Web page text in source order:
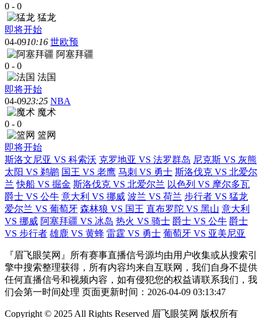
0 - 0
猛龙
即将开始
04-0910:16 世欧预
阿塞拜疆
0 - 0
法国
即将开始
04-0923:25 NBA
魔术
0 - 0
篮网
即将开始
斯洛文尼亚 VS 科索沃 克罗地亚 VS 法罗群岛 尼克斯 VS 灰熊
太阳 VS 鹈鹕 国王 VS 老鹰 马刺 VS 勇士 斯洛伐克 VS 北爱尔
兰 快船 VS 掘金 斯洛伐克 VS 北爱尔兰 以色列 VS 摩尔多瓦
爵士 VS 公牛 意大利 VS 挪威 波兰 VS 荷兰 步行者 VS 猛龙
爱尔兰 VS 葡萄牙 森林狼 VS 国王 直布罗陀 VS 黑山 意大利
VS 挪威 阿塞拜疆 VS 冰岛 热火 VS 骑士 爵士 VS 公牛 爵士
VS 步行者 雄鹿 VS 黄蜂 雷霆 VS 勇士 葡萄牙 VS 亚美尼亚
『眉飞眼笑网』所有赛事直播信号源均由用户收集或从搜索引
擎中搜索整理获得，所有内容均来自互联网，我们自身不提供
任何直播信号和视频内容，如有侵犯您的权益请联系我们，我
们会第一时间处理 页面更新时间：2026-04-09 03:13:47
Copyright © 2025 All Rights Reserved 眉飞眼笑网 版权所有